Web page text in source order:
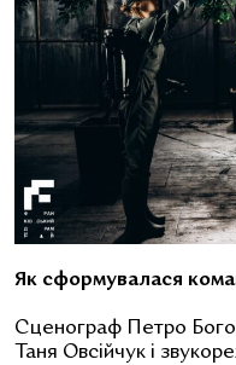
Як сформувалася
Сценограф Петро
Таня Овсійчук і